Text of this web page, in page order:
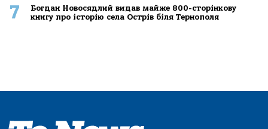
7
Богдан Новосядлий видав майже 800-сторінкову
книгу про історію села Острів біля Тернополя